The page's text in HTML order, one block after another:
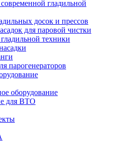
гладильной
досок и прессов
для паровой чистки
техники
парогенераторов
оборудование
для ВТО